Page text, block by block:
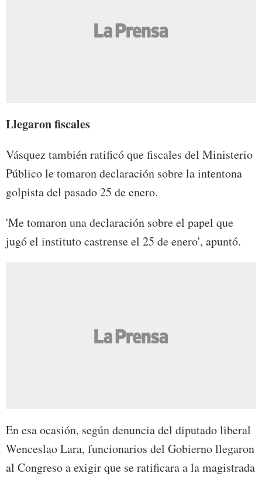
Llegaron fiscales
Vásquez también ratificó que fiscales del Ministerio
Público le tomaron declaración sobre la intentona
golpista del pasado 25 de enero.
'Me tomaron una declaración sobre el papel que
jugó el instituto castrense el 25 de enero', apuntó.
En esa ocasión, según denuncia del diputado liberal
Wenceslao Lara, funcionarios del Gobierno llegaron
al Congreso a exigir que se ratificara a la magistrada